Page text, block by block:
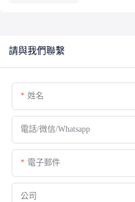
請與我們聯繫
姓名
電話/微信/Whatsapp
電子郵件
公司